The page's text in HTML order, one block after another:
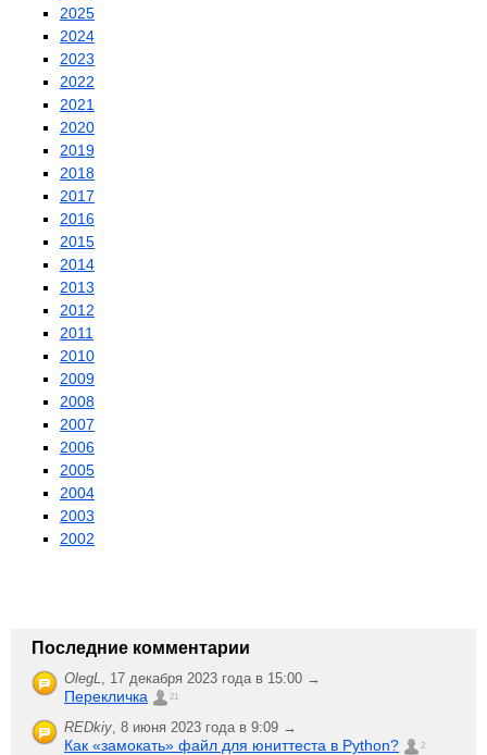
2025
2024
2023
2022
2021
2020
2019
2018
2017
2016
2015
2014
2013
2012
2011
2010
2009
2008
2007
2006
2005
2004
2003
2002
Последние комментарии
OlegL, 17 декабря 2023 года в 15:00 →
Перекличка 21
REDkiy, 8 июня 2023 года в 9:09 →
Как «замокать» файл для юниттеста в Python? 2